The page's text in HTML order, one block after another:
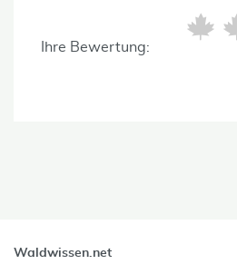
Ihre Bewertung:
Waldwissen.net